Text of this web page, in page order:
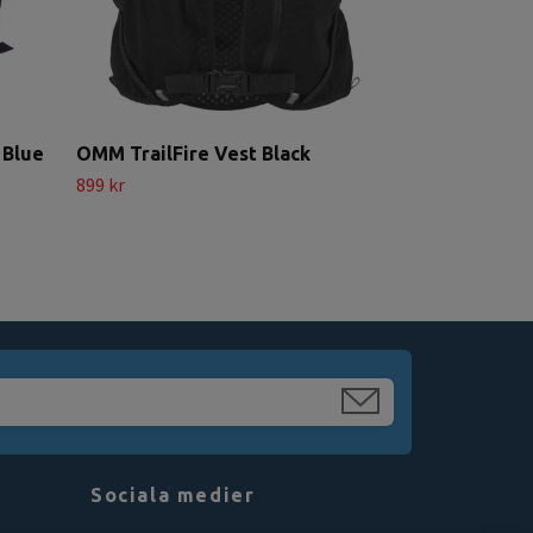
OMM TrailFire Vest Black
899 kr
Sociala medier